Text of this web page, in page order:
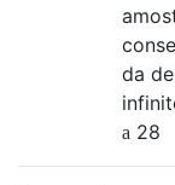
da
28